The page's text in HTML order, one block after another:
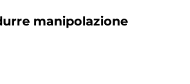
manipolazione